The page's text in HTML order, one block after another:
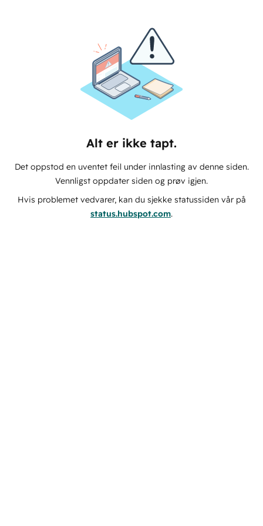
Alt er ikke tapt.
Det oppstod en uventet feil under innlasting av denne siden.
Vennligst oppdater siden og prøv igjen.
Hvis problemet vedvarer, kan du sjekke statussiden vår på
status.hubspot.com.